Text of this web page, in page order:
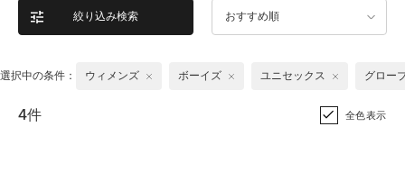
絞り込み検索 おすすめ順
選択中の条件： ウィメンズ ボーイズ ユニセックス グロー
4件 全色表示